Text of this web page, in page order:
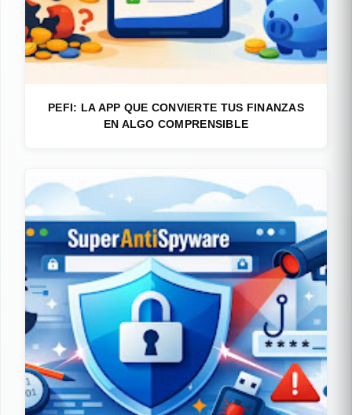
PEFI: LA APP QUE CONVIERTE TUS FINANZAS
EN ALGO COMPRENSIBLE